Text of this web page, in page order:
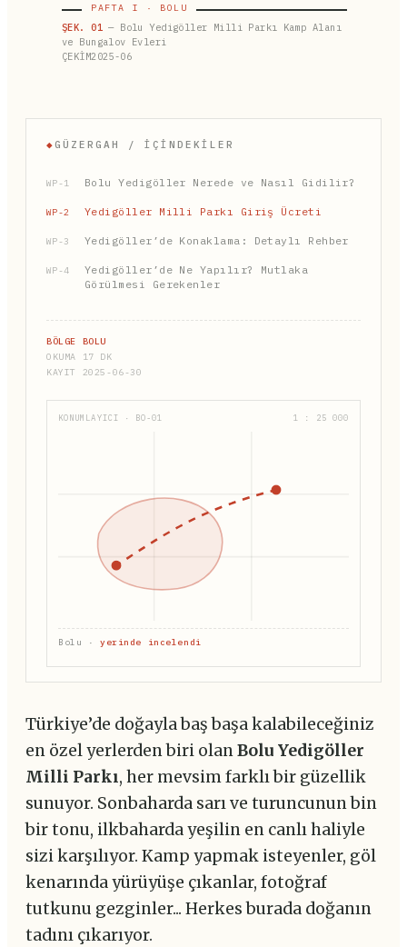
PAFTA I · BOLU
ŞEK. 01 — Bolu Yedigöller Milli Parkı Kamp Alanı
ve Bungalov Evleri
ÇEKİM2025-06
◆ GÜZERGAH / İÇINDEKILER
WP-1 Bolu Yedigöller Nerede ve Nasıl Gidilir?
WP-2 Yedigöller Milli Parkı Giriş Ücreti
WP-3 Yedigöller’de Konaklama: Detaylı Rehber
WP-4
Yedigöller’de Ne Yapılır? Mutlaka
Görülmesi Gerekenler
BÖLGE BOLU
OKUMA 17 DK
KAYIT 2025-06-30
KONUMLAYICI · BO-01 1 : 25 000
Bolu · yerinde incelendi
Türkiye’de doğayla baş başa kalabileceğiniz
en özel yerlerden biri olanBolu Yedigöller
Milli Parkı, her mevsim farklı bir güzellik
sunuyor. Sonbaharda sarı ve turuncunun bin
bir tonu, ilkbaharda yeşilin en canlı haliyle
sizi karşılıyor. Kamp yapmak isteyenler, göl
kenarında yürüyüşe çıkanlar, fotoğraf
tutkunu gezginler... Herkes burada doğanın
tadını çıkarıyor.